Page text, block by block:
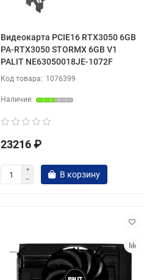
Видеокарта PCIE16 RTX3050 6GB
PA-RTX3050 STORMX 6GB V1
PALIT NE63050018JE-1072F
1076399
23216 ₽
В корзину